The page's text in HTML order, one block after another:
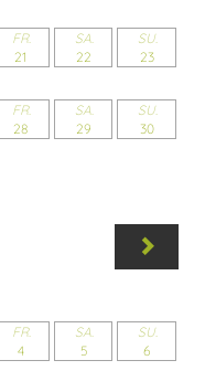
FR.
21
SA.
22
SU.
23
FR.
28
SA.
29
SU.
30
FR.
4
SA.
5
SU.
6